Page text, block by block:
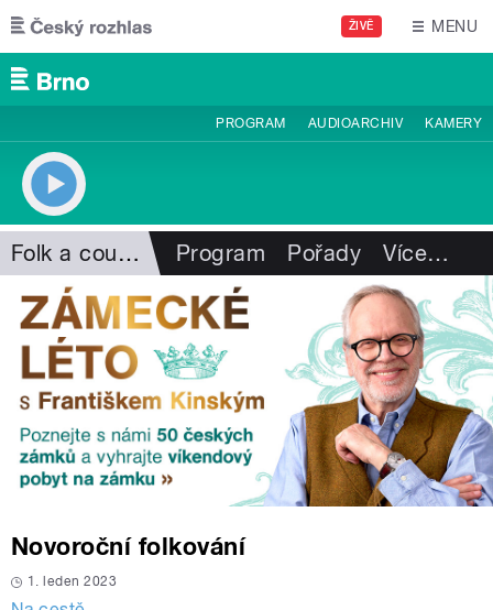
Přejít k hlavnímu obsahu
ŽIVĚ MENU
PROGRAM AUDIOARCHIV KAMERY
Folk a country Program Pořady Více…
Novoroční folkování
1. leden 2023